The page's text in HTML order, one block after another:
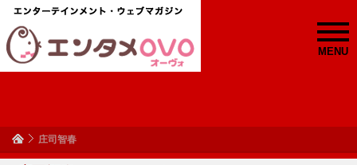
MENU
庄司智春